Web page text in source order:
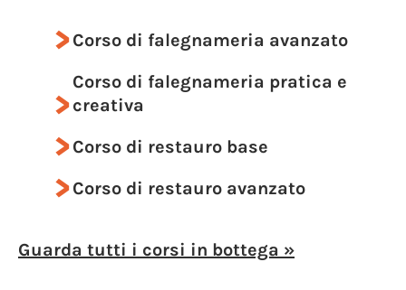
Corso di falegnameria avanzato
Corso di falegnameria pratica e
creativa
Corso di restauro base
Corso di restauro avanzato
Guarda tutti i corsi in bottega »